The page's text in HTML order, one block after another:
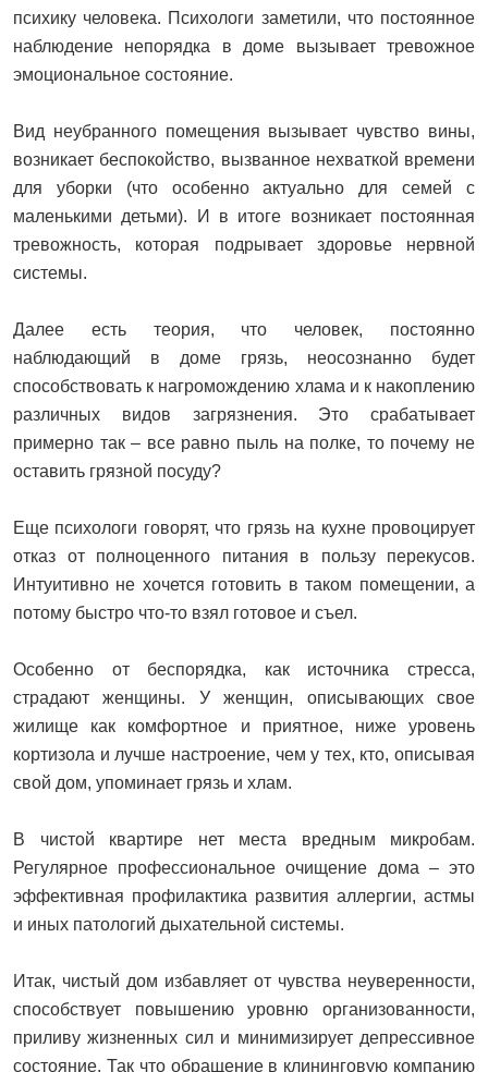
психику человека. Психологи заметили, что постоянное
наблюдение непорядка в доме вызывает тревожное
эмоциональное состояние.
Вид неубранного помещения вызывает чувство вины,
возникает беспокойство, вызванное нехваткой времени
для уборки (что особенно актуально для семей с
маленькими детьми). И в итоге возникает постоянная
тревожность, которая подрывает здоровье нервной
системы.
Далее есть теория, что человек, постоянно
наблюдающий в доме грязь, неосознанно будет
способствовать к нагромождению хлама и к накоплению
различных видов загрязнения. Это срабатывает
примерно так – все равно пыль на полке, то почему не
оставить грязной посуду?
Еще психологи говорят, что грязь на кухне провоцирует
отказ от полноценного питания в пользу перекусов.
Интуитивно не хочется готовить в таком помещении, а
потому быстро что-то взял готовое и съел.
Особенно от беспорядка, как источника стресса,
страдают женщины. У женщин, описывающих свое
жилище как комфортное и приятное, ниже уровень
кортизола и лучше настроение, чем у тех, кто, описывая
свой дом, упоминает грязь и хлам.
В чистой квартире нет места вредным микробам.
Регулярное профессиональное очищение дома – это
эффективная профилактика развития аллергии, астмы
и иных патологий дыхательной системы.
Итак, чистый дом избавляет от чувства неуверенности,
способствует повышению уровню организованности,
приливу жизненных сил и минимизирует депрессивное
состояние. Так что обращение в клининговую компанию